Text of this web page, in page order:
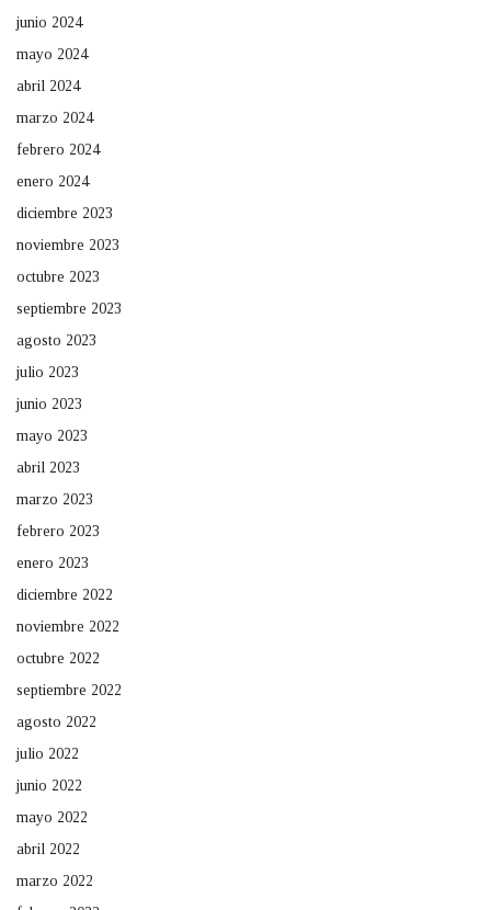
junio 2024
mayo 2024
abril 2024
marzo 2024
febrero 2024
enero 2024
diciembre 2023
noviembre 2023
octubre 2023
septiembre 2023
agosto 2023
julio 2023
junio 2023
mayo 2023
abril 2023
marzo 2023
febrero 2023
enero 2023
diciembre 2022
noviembre 2022
octubre 2022
septiembre 2022
agosto 2022
julio 2022
junio 2022
mayo 2022
abril 2022
marzo 2022